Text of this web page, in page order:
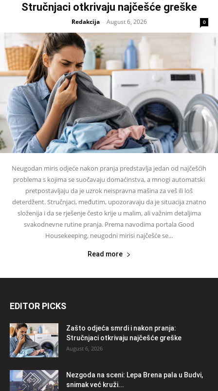
Stručnjaci otkrivaju najčešće greške
Redakcija - August 6, 2026 0
Neugodan miris odjeće nakon pranja predstavlja jedan od najčešćih
problema s kojima se suočavaju domaćinstva, a mnogi automatski
pretpostavljaju da je uzrok neispravna mašina za veš ili loš
deterdžent. Stručnjaci, međutim, upozoravaju da je situacija znatno
složenija i da se rješenje često krije u malim, ali važnim detaljima
svakodnevne rutine pranja. Prema navodima portala Good
Housekeeping, neugodni mirisi najčešće se...
Read more
EDITOR PICKS
Zašto odjeća smrdi i nakon pranja:
Stručnjaci otkrivaju najčešće greške
August 6, 2026
Nezgoda na sceni: Lepa Brena pala u Budvi,
snimak već kruži...